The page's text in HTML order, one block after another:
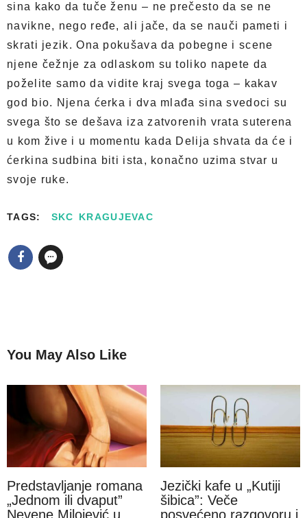
sina kako da tuče ženu – ne prečesto da se ne
navikne, nego ređe, ali jače, da se nauči pameti i
skrati jezik. Ona pokušava da pobegne i scene
njene čežnje za odlaskom su toliko napete da
poželite samo da vidite kraj svega toga – kakav
god bio. Njena ćerka i dva mlađa sina svedoci su
svega što se dešava iza zatvorenih vrata suterena
u kom žive i u momentu kada Delija shvata da će i
ćerkina sudbina biti ista, konačno uzima stvar u
svoje ruke.
TAGS: SKC KRAGUJEVAC
You May Also Like
Predstavljanje romana
„Jednom ili dvaput”
Nevene Milojević u
Jezički kafe u „Kutiji
šibica”: Veče
posvećeno razgovoru i